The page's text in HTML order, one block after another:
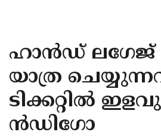
KANNUR
KASARAGOD
ഹാന്‍ഡ് ലഗേജ്
യാത്ര
ടിക്കറ്റില്‍
ന്‍ഡിഗോ